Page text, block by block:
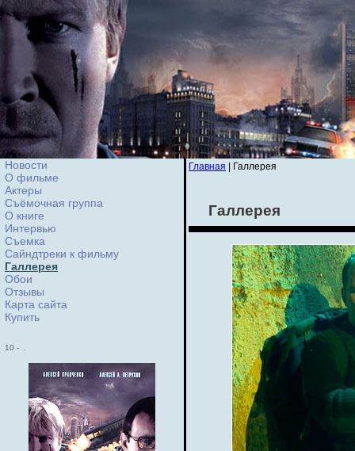
Новости
О фильме
Актеры
Съёмочная группа
О книге
Интервью
Cъемка
Сайндтреки к фильму
Галлерея
Обои
Отзывы
Карта сайта
Купить
10 -
Главная | Галлерея
Галлерея